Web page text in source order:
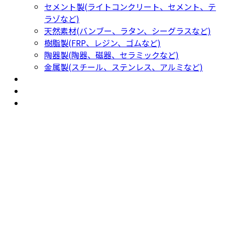
セメント製(ライトコンクリート、セメント、テ
ラゾなど)
天然素材(バンブー、ラタン、シーグラスなど)
樹脂製(FRP、レジン、ゴムなど)
陶器製(陶器、磁器、セラミックなど)
金属製(スチール、ステンレス、アルミなど)